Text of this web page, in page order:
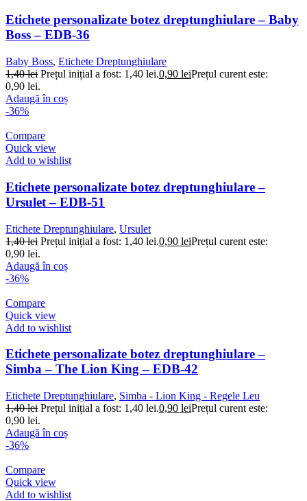
Etichete personalizate botez dreptunghiulare – Baby
Boss – EDB-36
Baby Boss, Etichete Dreptunghiulare
1,40lei Prețul inițial a fost: 1,40 lei.0,90 leiPrețul curent este:
0,90 lei.
Adaugă în coș
-36%
Compare
Quick view
Add to wishlist
Etichete personalizate botez dreptunghiulare –
Ursulet – EDB-51
Etichete Dreptunghiulare, Ursulet
1,40lei Prețul inițial a fost: 1,40 lei.0,90 leiPrețul curent este:
0,90 lei.
Adaugă în coș
-36%
Compare
Quick view
Add to wishlist
Etichete personalizate botez dreptunghiulare –
Simba – The Lion King – EDB-42
Etichete Dreptunghiulare, Simba - Lion King - Regele Leu
1,40lei Prețul inițial a fost: 1,40 lei.0,90 leiPrețul curent este:
0,90 lei.
Adaugă în coș
-36%
Compare
Quick view
Add to wishlist